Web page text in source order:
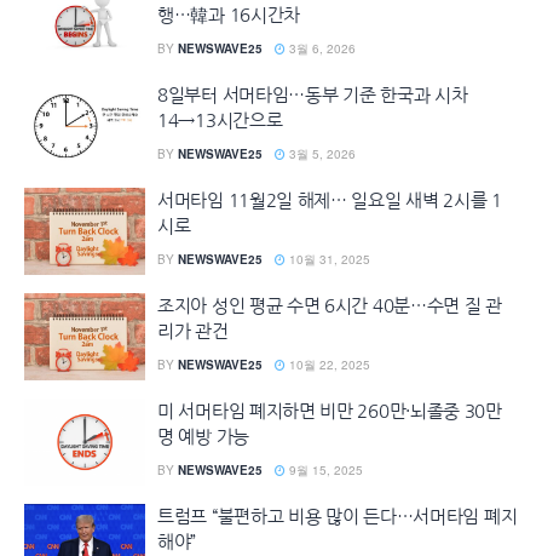
행…韓과 16시간차
BY NEWSWAVE25 3월 6, 2026
8일부터 서머타임…동부 기준 한국과 시차
14→13시간으로
BY NEWSWAVE25 3월 5, 2026
서머타임 11월2일 해제… 일요일 새벽 2시를 1
시로
BY NEWSWAVE25 10월 31, 2025
조지아 성인 평균 수면 6시간 40분…수면 질 관
리가 관건
BY NEWSWAVE25 10월 22, 2025
미 서머타임 폐지하면 비만 260만·뇌졸중 30만
명 예방 가능
BY NEWSWAVE25 9월 15, 2025
트럼프 “불편하고 비용 많이 든다…서머타임 폐지
해야”